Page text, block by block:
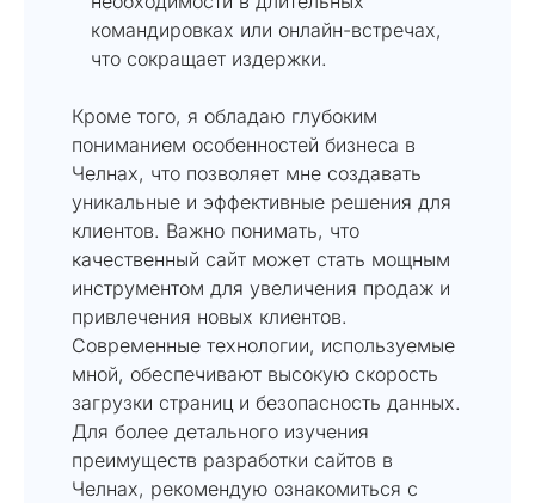
командировках или онлайн-встречах,
что сокращает издержки.
Кроме того, я обладаю глубоким
пониманием особенностей бизнеса в
Челнах, что позволяет мне создавать
уникальные и эффективные решения для
клиентов. Важно понимать, что
качественный сайт может стать мощным
инструментом для увеличения продаж и
привлечения новых клиентов.
Современные технологии, используемые
мной, обеспечивают высокую скорость
загрузки страниц и безопасность данных.
Для более детального изучения
преимуществ разработки сайтов в
Челнах, рекомендую ознакомиться с